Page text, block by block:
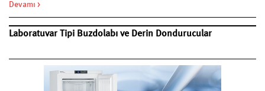
Devamı >
Laboratuvar Tipi Buzdolabı ve Derin Dondurucular